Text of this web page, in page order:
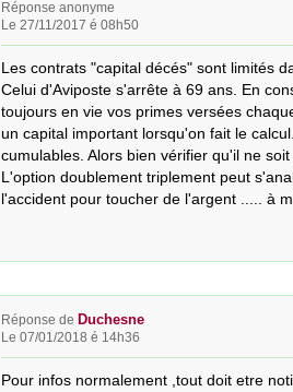
Réponse anonyme
Le 27/11/2017 é 08h50
Les contrats "capital décés" sont limités
Celui d'Aviposte s'arrête à 69 ans. En
toujours en vie vos primes versées
un capital important lorsqu'on fait le
cumulables. Alors bien vérifier qu'il ne
L'option doublement triplement peut
l'accident pour toucher de l'argent ..... à
Réponse de Duchesne
Le 07/01/2018 é 14h36
Pour infos normalement ,tout doit etre